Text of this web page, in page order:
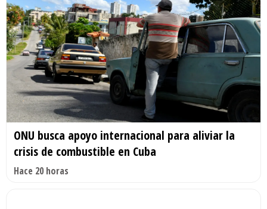
ONU busca apoyo internacional para aliviar la
crisis de combustible en Cuba
Hace 20 horas